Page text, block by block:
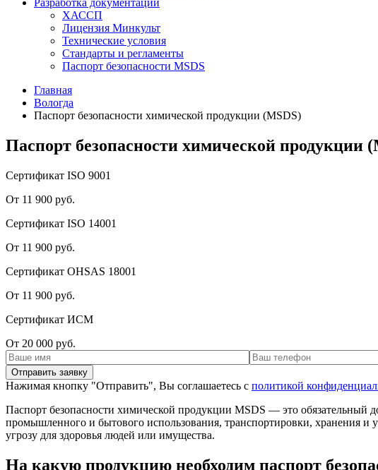
Разработка документации
ХАССП
Лицензия Минкульт
Технические условия
Стандарты и регламенты
Паспорт безопасности MSDS
Главная
Вологда
Паспорт безопасности химической продукции (MSDS)
Паспорт безопасности химической продукции
Сертификат ISO 9001
От 11 900 руб.
Сертификат ISO 14001
От 11 900 руб.
Сертификат OHSAS 18001
От 11 900 руб.
Сертификат ИСМ
От 20 000 руб.
Нажимая кнопку "Отправить", Вы соглашаетесь с политикой
Паспорт безопасности химической продукции MSDS — это
промышленного и бытового использования, транспортировки, хранения
угрозу для здоровья людей или имущества.
На какую продукцию необходим паспорт